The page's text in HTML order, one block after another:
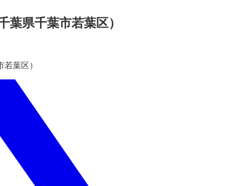
県千葉市若葉区）